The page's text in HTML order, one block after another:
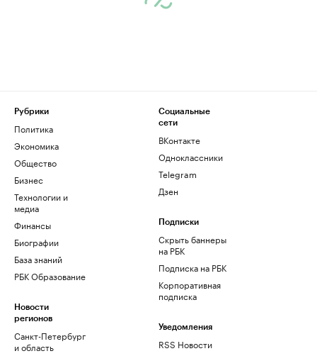
Рубрики
Политика
Экономика
Общество
Бизнес
Технологии и
медиа
Финансы
Биографии
База знаний
РБК Образование
Новости
регионов
Санкт-Петербург
и область
Социальные
сети
ВКонтакте
Одноклассники
Telegram
Дзен
Подписки
Скрыть баннеры
на РБК
Подписка на РБК
Корпоративная
подписка
Уведомления
RSS Новости